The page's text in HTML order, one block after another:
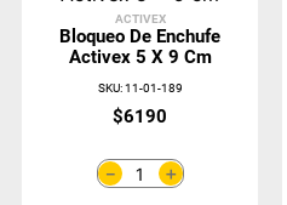
ACTIVEX
Bloqueo De Enchufe
Activex 5 X 9 Cm
SKU:11-01-189
$6190
＋
－